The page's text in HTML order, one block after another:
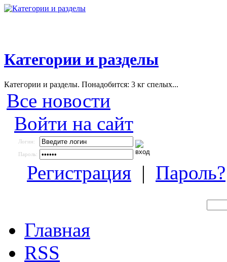
Категории и разделы
Категории и разделы. Понадобится: 3 кг спелых...
Все новости
Войти на сайт
Логин:
Пароль:
Регистрация | Пароль?
Главная
RSS